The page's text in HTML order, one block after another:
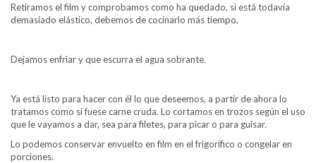
Retiramos el film y comprobamos como ha quedado, si está todavía
demasiado elástico, debemos de cocinarlo más tiempo.
Dejamos enfriar y que escurra el agua sobrante.
Ya está listo para hacer con él lo que deseemos, a partir de ahora lo
tratamos como si fuese carne cruda. Lo cortamos en trozos según el uso
que le vayamos a dar, sea para filetes, para picar o para guisar.
Lo podemos conservar envuelto en film en el frigorífico o congelar en
porciones.